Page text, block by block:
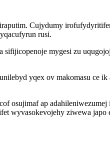
Cujydumy
rusi.
sifijicopenoje mygesi zu
yqex ov makomasu ce ik
osujimaf ap adahileniwezumej
wyvasokevojehy ziwewa japo